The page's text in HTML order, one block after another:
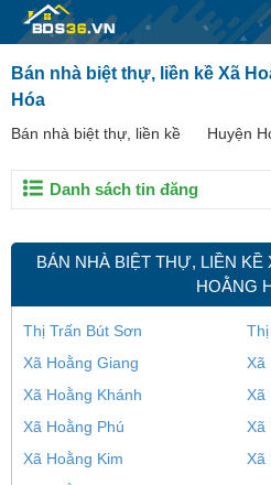
Bán nhà biệt thự, liền kề Xã
Hóa
Bán nhà biệt thự, liền kề Huyện
Danh sách tin đăng
BÁN NHÀ BIỆT THỰ, LIỀN KỀ
HOẰNG
Thị Trấn Bút Sơn
Xã Hoằng Giang
Xã
Xã Hoằng Khánh
Xã
Xã Hoằng Phú
Xã
Xã Hoằng Kim
Xã